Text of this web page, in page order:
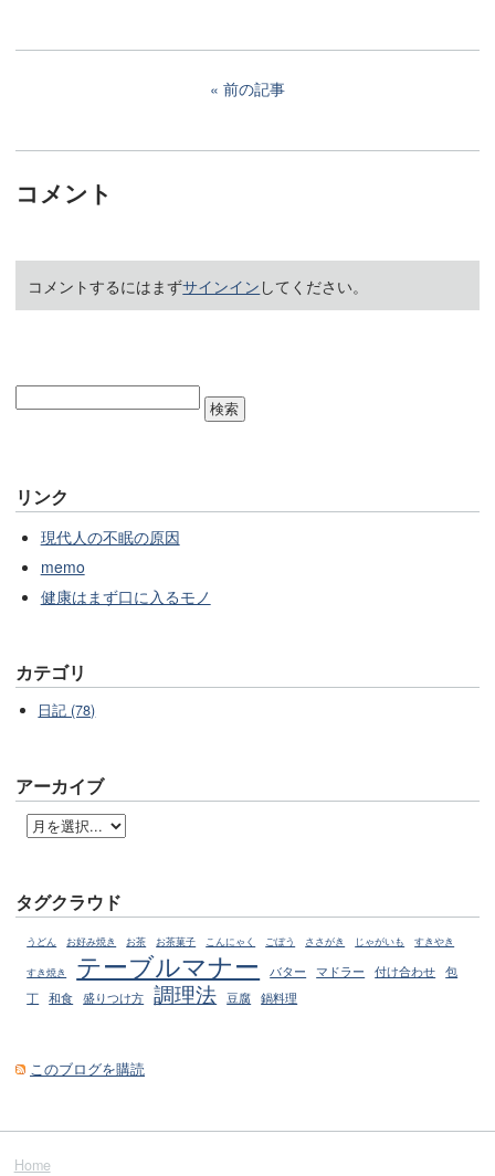
前の記事
コメント
コメントするにはまずサインイン してください。
リンク
現代人の不眠の原因
memo
健康はまず口に入るモノ
カテゴリ
日記 (78)
アーカイブ
タグクラウド
うどん お好み焼き お茶 お茶菓子 こんにゃく ごぼう ささがき じゃがいも すきやき
すき焼き テーブルマナー バター マドラー 付け合わせ
包
丁 和食 盛りつけ方 調理法 豆腐 鍋料理
このブログを購読
Home